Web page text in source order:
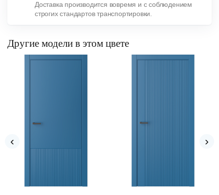
Доставка производится вовремя и с соблюдением
строгих стандартов транспортировки.
Другие модели в этом цвете
‹ ›